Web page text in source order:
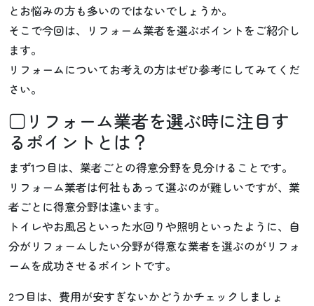
とお悩みの方も多いのではないでしょうか。
そこで今回は、リフォーム業者を選ぶポイントをご紹介し
ます。
リフォームについてお考えの方はぜひ参考にしてみてくだ
さい。
□リフォーム業者を選ぶ時に注目す
るポイントとは？
まず1つ目は、業者ごとの得意分野を見分けることです。
リフォーム業者は何社もあって選ぶのが難しいですが、業
者ごとに得意分野は違います。
トイレやお風呂といった水回りや照明といったように、自
分がリフォームしたい分野が得意な業者を選ぶのがリフォ
ームを成功させるポイントです。
2つ目は、費用が安すぎないかどうかチェックしましょ